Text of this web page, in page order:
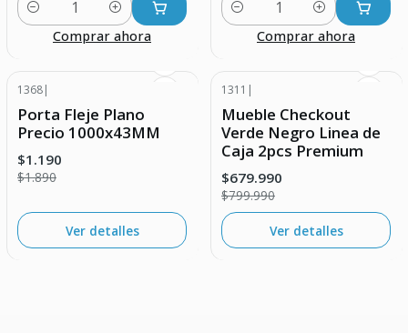
Cantidad
Comprar ahora
Cantidad
Comprar ahora
Agotado
1368|
Porta Fleje Plano
Precio 1000x43MM
$1.190
$1.890
Ver detalles
Agotado
1311 |
Mueble Checkout
Verde Negro Linea de
Caja 2pcs Premium
$679.990
$799.990
Ver detalles